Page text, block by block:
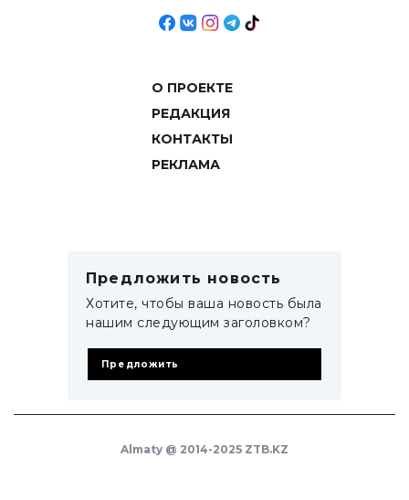
О ПРОЕКТЕ
РЕДАКЦИЯ
КОНТАКТЫ
РЕКЛАМА
Предложить новость
Хотите, чтобы ваша новость была
нашим следующим заголовком?
Предложить
Almaty @ 2014-2025 ZTB.KZ